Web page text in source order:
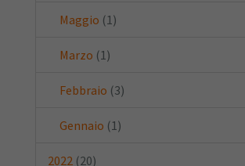
Maggio (1)
Marzo (1)
Febbraio (3)
Gennaio (1)
2022 (20)